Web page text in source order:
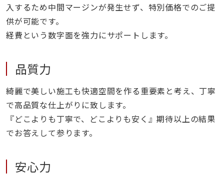
入するため中間マージンが発生せず、特別価格でのご提
供が可能です。
経費という数字面を強力にサポートします。
品質力
綺麗で美しい施工も快適空間を作る重要素と考え、丁寧
で高品質な仕上がりに致します。
『どこよりも丁寧で、どこよりも安く』期待以上の結果
でお答えして参ります。
安心力